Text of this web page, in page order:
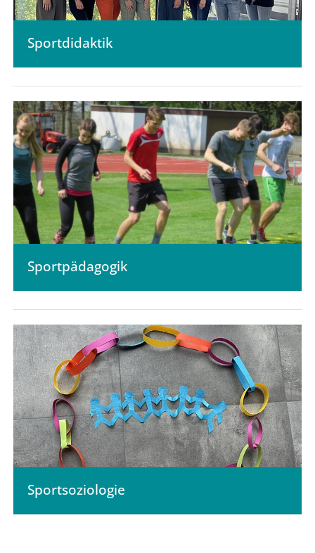
Sportdidaktik
Sportpädagogik
Sportsoziologie